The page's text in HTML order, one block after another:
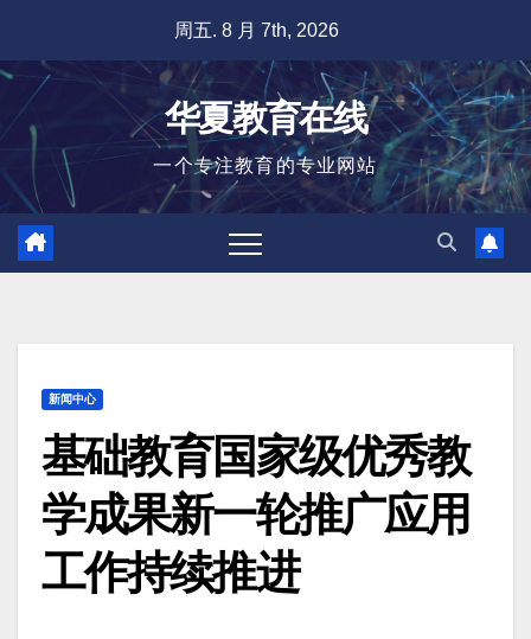
容
周五. 8 月 7th, 2026
华夏教育在线
一个专注教育的专业网站
新闻中心
基础教育国家级优秀教
学成果新一轮推广应用
工作持续推进